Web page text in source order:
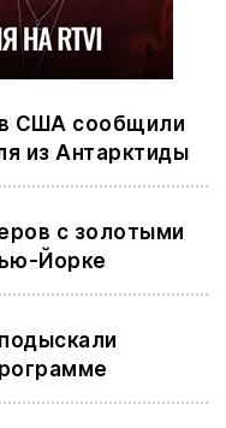
в США сообщили
из Антарктиды
с золотыми
Йорке